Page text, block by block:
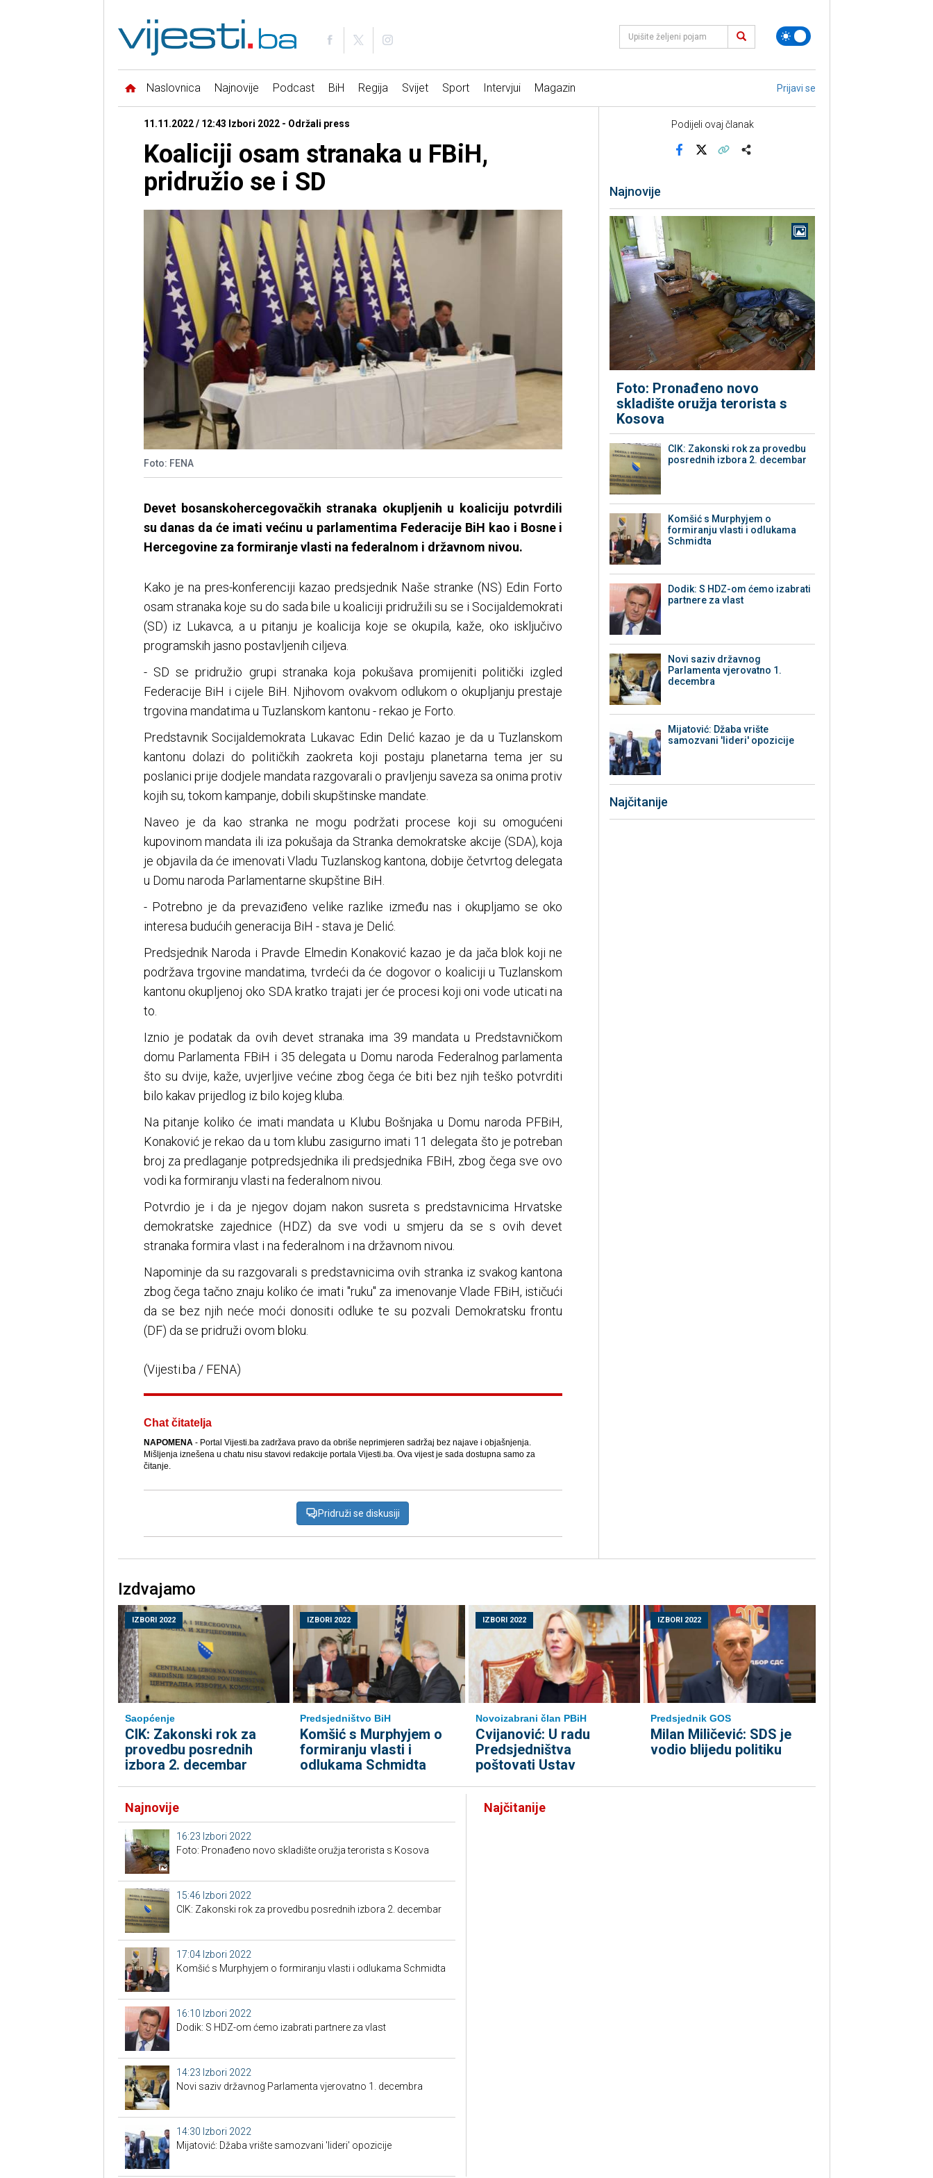
Naslovnica Najnovije Podcast BiH Regija Svijet Sport Intervjui Magazin Prijavi se
11.11.2022 / 12:43 Izbori 2022 - Održali press
Koaliciji osam stranaka u FBiH,
pridružio se i SD
Foto: FENA
Devet bosanskohercegovačkih stranaka okupljenih u koaliciju potvrdili
su danas da će imati većinu u parlamentima Federacije BiH kao i Bosne i
Hercegovine za formiranje vlasti na federalnom i državnom nivou.
Kako je na pres-konferenciji kazao predsjednik Naše stranke (NS) Edin Forto
osam stranaka koje su do sada bile u koaliciji pridružili su se i Socijaldemokrati
(SD) iz Lukavca, a u pitanju je koalicija koje se okupila, kaže, oko isključivo
programskih jasno postavljenih ciljeva.
- SD se pridružio grupi stranaka koja pokušava promijeniti politički izgled
Federacije BiH i cijele BiH. Njihovom ovakvom odlukom o okupljanju prestaje
trgovina mandatima u Tuzlanskom kantonu - rekao je Forto.
Predstavnik Socijaldemokrata Lukavac Edin Delić kazao je da u Tuzlanskom
kantonu dolazi do političkih zaokreta koji postaju planetarna tema jer su
poslanici prije dodjele mandata razgovarali o pravljenju saveza sa onima protiv
kojih su, tokom kampanje, dobili skupštinske mandate.
Naveo je da kao stranka ne mogu podržati procese koji su omogućeni
kupovinom mandata ili iza pokušaja da Stranka demokratske akcije (SDA), koja
je objavila da će imenovati Vladu Tuzlanskog kantona, dobije četvrtog delegata
u Domu naroda Parlamentarne skupštine BiH.
- Potrebno je da prevaziđeno velike razlike između nas i okupljamo se oko
interesa budućih generacija BiH - stava je Delić.
Predsjednik Naroda i Pravde Elmedin Konaković kazao je da jača blok koji ne
podržava trgovine mandatima, tvrdeći da će dogovor o koaliciji u Tuzlanskom
kantonu okupljenoj oko SDA kratko trajati jer će procesi koji oni vode uticati na
to.
Iznio je podatak da ovih devet stranaka ima 39 mandata u Predstavničkom
domu Parlamenta FBiH i 35 delegata u Domu naroda Federalnog parlamenta
što su dvije, kaže, uvjerljive većine zbog čega će biti bez njih teško potvrditi
bilo kakav prijedlog iz bilo kojeg kluba.
Na pitanje koliko će imati mandata u Klubu Bošnjaka u Domu naroda PFBiH,
Konaković je rekao da u tom klubu zasigurno imati 11 delegata što je potreban
broj za predlaganje potpredsjednika ili predsjednika FBiH, zbog čega sve ovo
vodi ka formiranju vlasti na federalnom nivou.
Potvrdio je i da je njegov dojam nakon susreta s predstavnicima Hrvatske
demokratske zajednice (HDZ) da sve vodi u smjeru da se s ovih devet
stranaka formira vlast i na federalnom i na državnom nivou.
Napominje da su razgovarali s predstavnicima ovih stranka iz svakog kantona
zbog čega tačno znaju koliko će imati "ruku" za imenovanje Vlade FBiH, ističući
da se bez njih neće moći donositi odluke te su pozvali Demokratsku frontu
(DF) da se pridruži ovom bloku.
(Vijesti.ba / FENA)
Chat čitatelja
NAPOMENA- Portal Vijesti.ba zadržava pravo da obriše neprimjeren sadržaj bez najave i objašnjenja.
Mišljenja iznešena u chatu nisu stavovi redakcije portala Vijesti.ba. Ova vijest je sada dostupna samo za
čitanje.
Pridruži se diskusiji
Podijeli ovaj članak
Najnovije
Foto: Pronađeno novo
skladište oružja terorista s
Kosova
CIK: Zakonski rok za provedbu
posrednih izbora 2. decembar
Komšić s Murphyjem o
formiranju vlasti i odlukama
Schmidta
Dodik: S HDZ-om ćemo izabrati
partnere za vlast
Novi saziv državnog
Parlamenta vjerovatno 1.
decembra
Mijatović: Džaba vrište
samozvani 'lideri' opozicije
Najčitanije
Izdvajamo
IZBORI 2022
Saopćenje
CIK: Zakonski rok za
provedbu posrednih
izbora 2. decembar
IZBORI 2022
Predsjedništvo BiH
Komšić s Murphyjem o
formiranju vlasti i
odlukama Schmidta
IZBORI 2022
Novoizabrani član PBiH
Cvijanović: U radu
Predsjedništva
poštovati Ustav
IZBORI 2022
Predsjednik GOS
Milan Miličević: SDS je
vodio blijedu politiku
Najnovije
16:23 Izbori 2022
Foto: Pronađeno novo skladište oružja terorista s Kosova
15:46 Izbori 2022
CIK: Zakonski rok za provedbu posrednih izbora 2. decembar
17:04 Izbori 2022
Komšić s Murphyjem o formiranju vlasti i odlukama Schmidta
16:10 Izbori 2022
Dodik: S HDZ-om ćemo izabrati partnere za vlast
14:23 Izbori 2022
Novi saziv državnog Parlamenta vjerovatno 1. decembra
14:30 Izbori 2022
Mijatović: Džaba vrište samozvani 'lideri' opozicije
Najčitanije